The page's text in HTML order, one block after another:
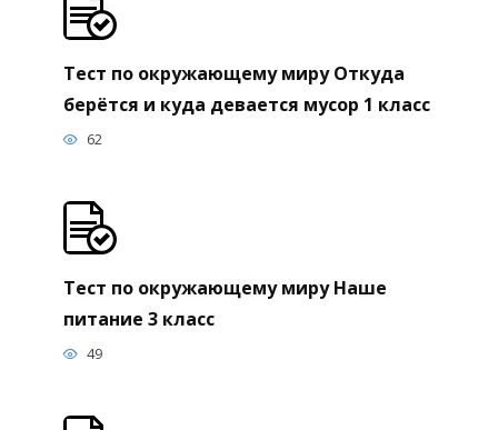
Тест по окружающему миру Откуда
берётся и куда девается мусор 1 класс
62
Тест по окружающему миру Наше
питание 3 класс
49